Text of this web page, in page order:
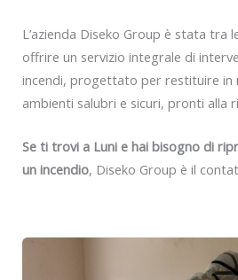
L’azienda Diseko Group è stata tra
offrire un servizio integrale di
incendi, progettato per restituire in
ambienti salubri e sicuri, pronti alla
Se ti trovi a Luni e hai bisogno di
un incendio, Diseko Group è il